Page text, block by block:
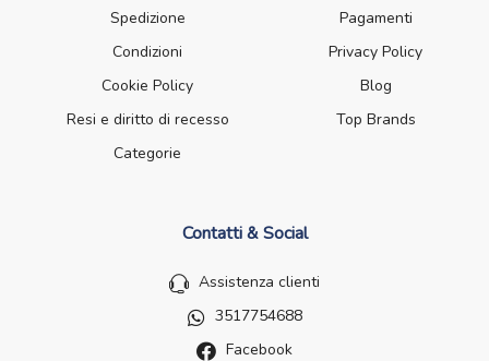
Spedizione
Pagamenti
Condizioni
Privacy Policy
Cookie Policy
Blog
Resi e diritto di recesso
Top Brands
Categorie
Contatti & Social
Assistenza clienti
3517754688
Facebook